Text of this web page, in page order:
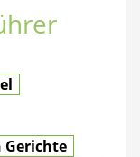
Gerichte